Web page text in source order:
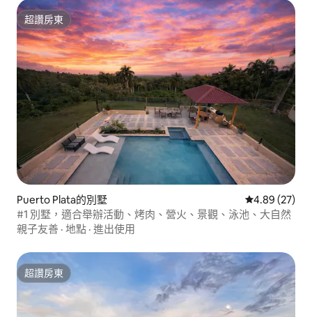
超讚房東
超讚房東
Puerto Plata的別墅 從 27 則評價
4.89 (27)
#1 別墅，適合舉辦活動、烤肉、營火、景觀、泳池、大自然
親子友善 · 地點 · 進出使用
超讚房東
超讚房東